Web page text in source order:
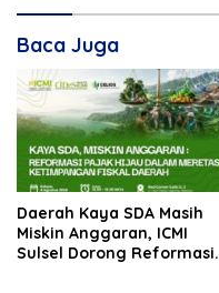
Baca Juga
Daerah Kaya SDA Masih
Miskin Anggaran, ICMI
Sulsel Dorong Reformasi